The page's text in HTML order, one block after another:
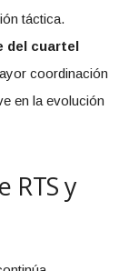
táctica.
del cuartel
coordinación
en la evolución
RTS y